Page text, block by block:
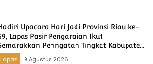
Upacara Hari Jadi Provinsi Riau ke-
Lapas Pasir Pengaraian Ikut
Peringatan Tingkat Kabupaten
Hulu
Lapas 9 Agustus 2026